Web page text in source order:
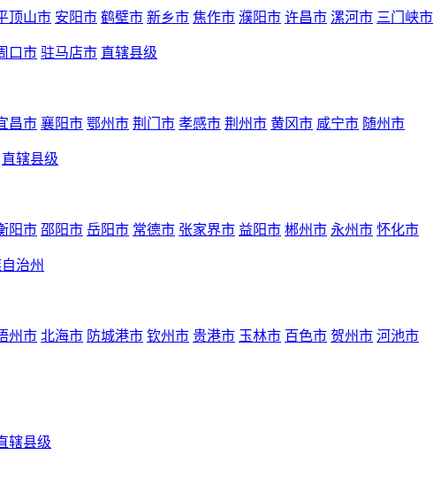
顶山市 安阳市 鹤壁市 新乡市 焦作市 濮阳市 许昌市 漯河市 三门峡市
口市 驻马店市 直辖县级
昌市 襄阳市 鄂州市 荆门市 孝感市 荆州市 黄冈市 咸宁市 随州市
直辖县级
阳市 邵阳市 岳阳市 常德市 张家界市 益阳市 郴州市 永州市 怀化市
治州
州市 北海市 防城港市 钦州市 贵港市 玉林市 百色市 贺州市 河池市
辖县级